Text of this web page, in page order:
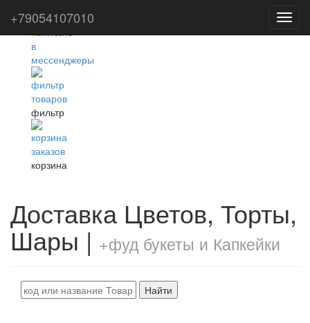
фильтр
корзина
Доставка Цветов, Торты,
Шары | +фуд букеты и Капкейки
Найти
+79054107010